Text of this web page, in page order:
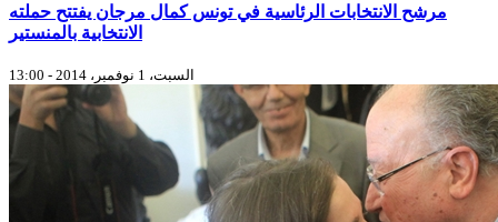
مرشح الانتخابات الرئاسية في تونس كمال مرجان يفتتح حملته
الانتخابية بالمنستير
السبت، 1 نوفمبر، 2014 - 13:00